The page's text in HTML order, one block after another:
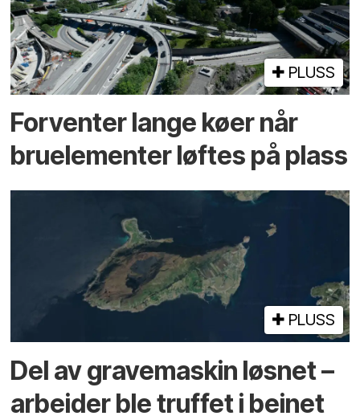
PLUSS
Forventer lange køer når
bru­elementer løftes på plass
PLUSS
Del av grave­maskin løsnet –
arbeider ble truffet i beinet